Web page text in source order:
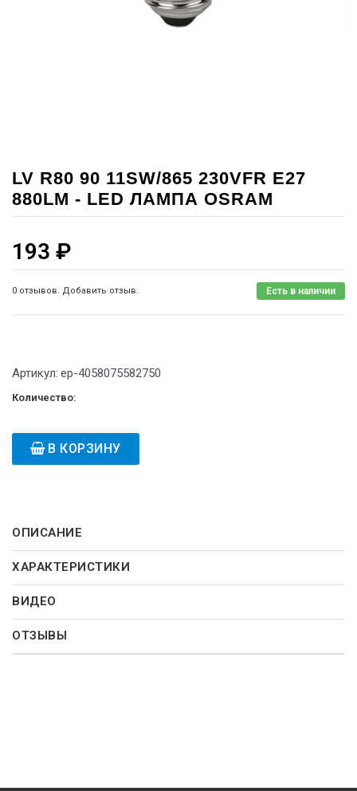
LV R80 90 11SW/865 230VFR E27
880LM - LED ЛАМПА OSRAM
193 ₽
0 отзывов. Добавить отзыв. Есть в наличии
Артикул: ep-4058075582750
Количество:
В КОРЗИНУ
ОПИСАНИЕ
ХАРАКТЕРИСТИКИ
ВИДЕО
ОТЗЫВЫ